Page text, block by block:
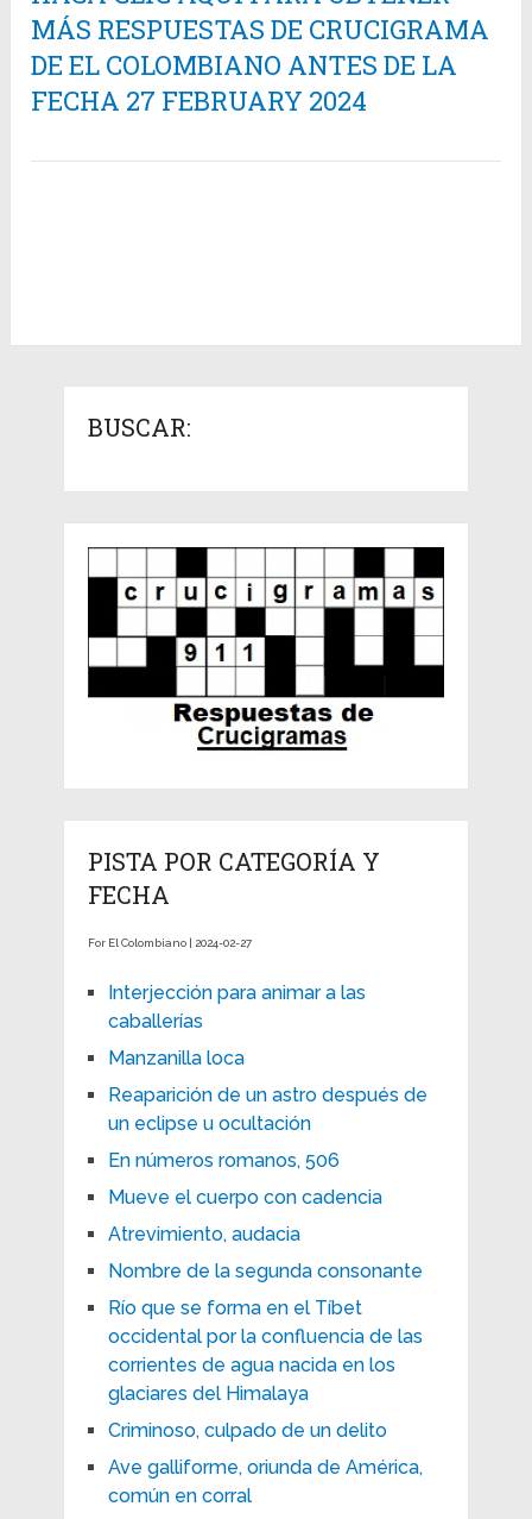
MÁS RESPUESTAS DE CRUCIGRAMA
DE EL COLOMBIANO ANTES DE LA
FECHA 27 FEBRUARY 2024
BUSCAR:
PISTA POR CATEGORÍA Y
FECHA
For El Colombiano | 2024-02-27
Interjección para animar a las
caballerías
Manzanilla loca
Reaparición de un astro después de
un eclipse u ocultación
En números romanos, 506
Mueve el cuerpo con cadencia
Atrevimiento, audacia
Nombre de la segunda consonante
Río que se forma en el Tíbet
occidental por la confluencia de las
corrientes de agua nacida en los
glaciares del Himalaya
Criminoso, culpado de un delito
Ave galliforme, oriunda de América,
común en corral